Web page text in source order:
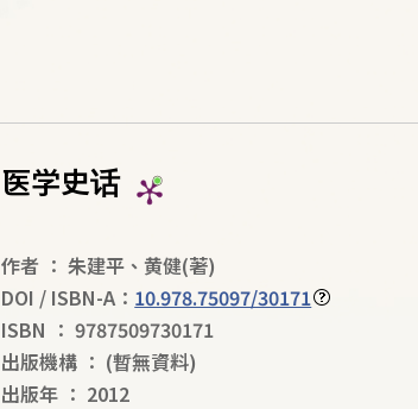
医学史话
作者 ： 朱建平 、 黄健(著)
DOI / ISBN-A： 10.978.75097/30171
ISBN ： 9787509730171
出版機構 ： (暫無資料)
出版年 ： 2012